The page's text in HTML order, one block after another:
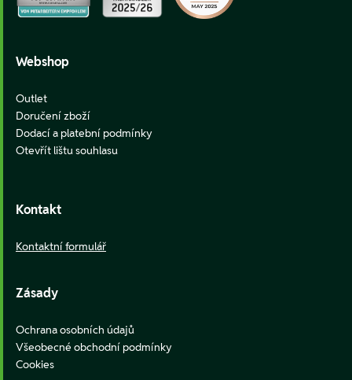
Webshop
Outlet
Doručení zboží
Dodací a platební podmínky
Otevřít lištu souhlasu
Kontakt
Kontaktní formulář
Zásady
Ochrana osobních údajů
Všeobecné obchodní podmínky
Cookies